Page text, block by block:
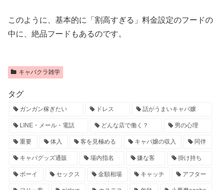
このように、基本的に「割高すぎる」料金設定のフードの
中に、絶品フードもあるのです。
キャバクラ雑学
タグ
ガンガン稼ぎたい ドレス 話がうまいキャバ嬢
LINE・メール・電話 どんな店で働く？ 男の心理
重要 体入 客を見極める キャバ嬢の収入 同伴
キャバグッズ通販 場内指名 嫌な客 掛け持ち
ボーイ セックス 金額相場 キャッチ アフター